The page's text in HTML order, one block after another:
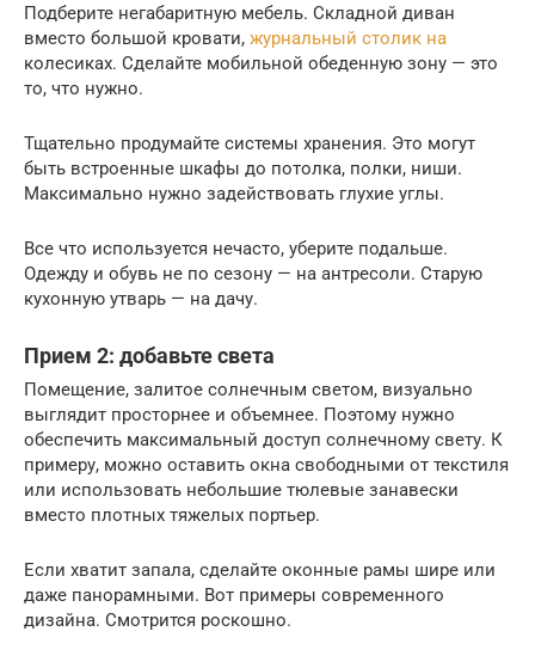
Подберите негабаритную мебель. Складной диван
вместо большой кровати, журнальный столик на
колесиках. Сделайте мобильной обеденную зону — это
то, что нужно.
Тщательно продумайте системы хранения. Это могут
быть встроенные шкафы до потолка, полки, ниши.
Максимально нужно задействовать глухие углы.
Все что используется нечасто, уберите подальше.
Одежду и обувь не по сезону — на антресоли. Старую
кухонную утварь — на дачу.
Прием 2: добавьте света
Помещение, залитое солнечным светом, визуально
выглядит просторнее и объемнее. Поэтому нужно
обеспечить максимальный доступ солнечному свету. К
примеру, можно оставить окна свободными от текстиля
или использовать небольшие тюлевые занавески
вместо плотных тяжелых портьер.
Если хватит запала, сделайте оконные рамы шире или
даже панорамными. Вот примеры современного
дизайна. Смотрится роскошно.